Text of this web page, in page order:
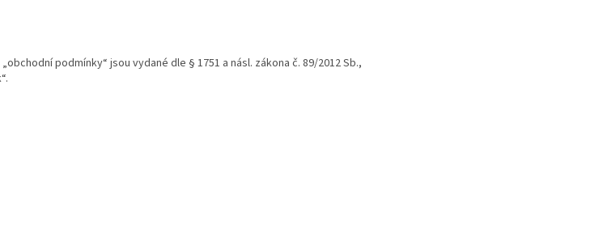
podmínky“ jsou vydané dle § 1751 a násl. zákona č. 89/2012 Sb.,